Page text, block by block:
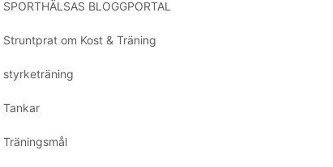
SPORTHÄLSAS BLOGGPORTAL
Struntprat om Kost & Träning
styrketräning
Tankar
Träningsmål